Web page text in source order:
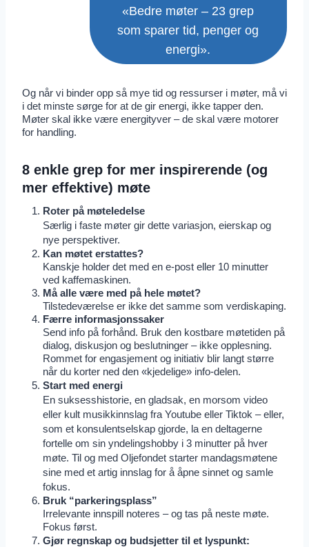
«Bedre møter – 23 grep
som sparer tid, penger og
energi».
Og når vi binder opp så mye tid og ressurser i møter, må vi
i det minste sørge for at de gir energi, ikke tapper den.
Møter skal ikke være energityver – de skal være motorer
for handling.
8 enkle grep for mer inspirerende (og
mer effektive) møte
Roter på møteledelse
Særlig i faste møter gir dette variasjon, eierskap og
nye perspektiver.
Kan møtet erstattes?
Kanskje holder det med en e-post eller 10 minutter
ved kaffemaskinen.
Må alle være med på hele møtet?
Tilstedeværelse er ikke det samme som verdiskaping.
Færre informasjonssaker
Send info på forhånd. Bruk den kostbare møtetiden på
dialog, diskusjon og beslutninger – ikke opplesning.
Rommet for engasjement og initiativ blir langt større
når du korter ned den «kjedelige» info-delen.
Start med energi
En suksesshistorie, en gladsak, en morsom video
eller kult musikkinnslag fra Youtube eller Tiktok – eller,
som et konsulentselskap gjorde, la en deltagerne
fortelle om sin yndelingshobby i 3 minutter på hver
møte. Til og med Oljefondet starter mandagsmøtene
sine med et artig innslag for å åpne sinnet og samle
fokus.
Bruk “parkeringsplass”
Irrelevante innspill noteres – og tas på neste møte.
Fokus først.
Gjør regnskap og budsjetter til et lyspunkt: